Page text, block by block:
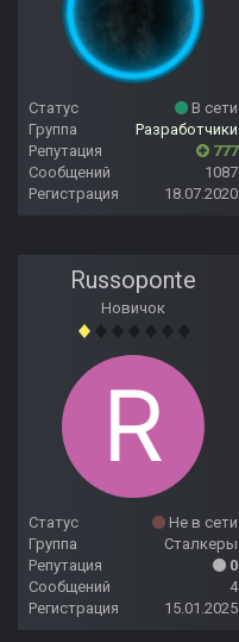
Статус
В сети
Группа
Разработчики
Репутация
777
Сообщений
1087
Регистрация
18.07.2020
Russoponte
Новичок
Статус
Не в сети
Группа
Сталкеры
Репутация
0
Сообщений
4
Регистрация
15.01.2025